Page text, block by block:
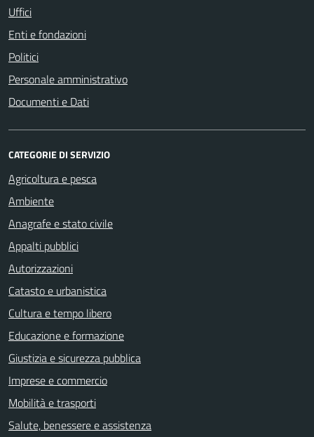
Uffici
Enti e fondazioni
Politici
Personale amministrativo
Documenti e Dati
CATEGORIE DI SERVIZIO
Agricoltura e pesca
Ambiente
Anagrafe e stato civile
Appalti pubblici
Autorizzazioni
Catasto e urbanistica
Cultura e tempo libero
Educazione e formazione
Giustizia e sicurezza pubblica
Imprese e commercio
Mobilità e trasporti
Salute, benessere e assistenza